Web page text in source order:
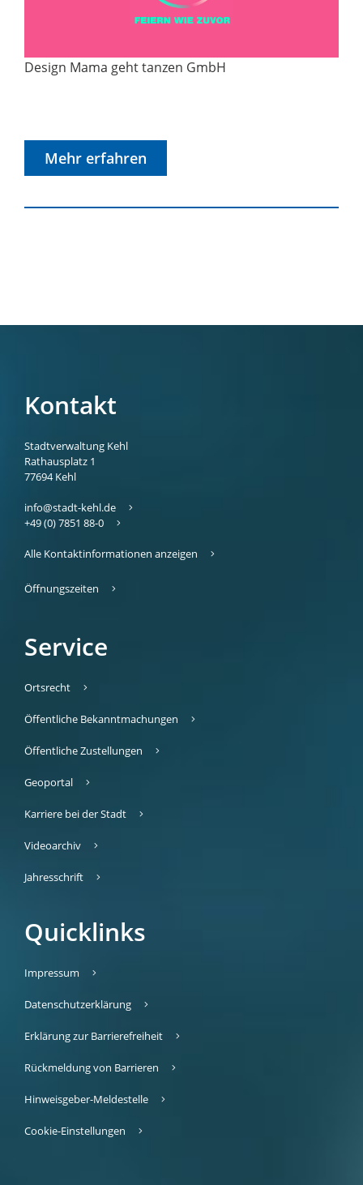
Design Mama geht tanzen GmbH
Mehr erfahren
Kontakt
Stadtverwaltung Kehl
Rathausplatz 1
77694 Kehl
info@stadt-kehl.de
+49 (0) 7851 88-0
Alle Kontaktinformationen anzeigen
Öffnungszeiten
Service
Ortsrecht
Öffentliche Bekanntmachungen
Öffentliche Zustellungen
Geoportal
Karriere bei der Stadt
Videoarchiv
Jahresschrift
Quicklinks
Impressum
Datenschutzerklärung
Erklärung zur Barrierefreiheit
Rückmeldung von Barrieren
Hinweisgeber-Meldestelle
Cookie-Einstellungen